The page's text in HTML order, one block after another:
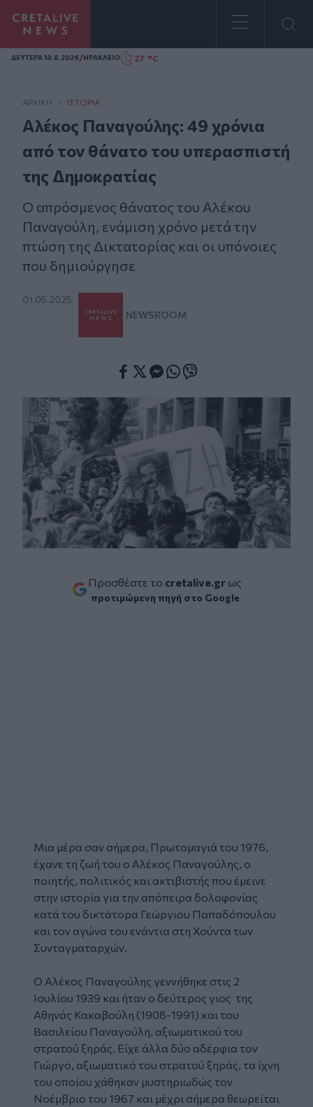
Homepage
ΔΕΥΤΕΡΑ 10.8.2026/ΗΡΑΚΛΕΙΟ 27 °C
ΑΡΧΙΚΗ / ΙΣΤΟΡΊΑ
Αλέκος Παναγούλης: 49 χρόνια
από τον θάνατο του υπερασπιστή
της Δημοκρατίας
Ο απρόσμενος θάνατος του Αλέκου
Παναγούλη, ενάμιση χρόνο μετά την
πτώση της Δικτατορίας και οι υπόνοιες
που δημιούργησε
01.05.2025
NEWSROOM
Προσθέστε το cretalive.gr ως
προτιμώμενη πηγή στο Google
Μια μέρα σαν σήμερα, Πρωτομαγιά του 1976,
έχανε τη ζωή του ο Αλέκος Παναγούλης, ο
ποιητής, πολιτικός και ακτιβιστής που έμεινε
στην ιστορία για την απόπειρα δολοφονίας
κατά του δικτάτορα Γεώργιου Παπαδόπουλου
και τον αγώνα του ενάντια στη Χούντα των
Συνταγματαρχών.
Ο Αλέκος Παναγούλης γεννήθηκε στις 2
Ιουλίου 1939 και ήταν ο δεύτερος γιος της
Αθηνάς Κακαβούλη (1908-1991) και του
Βασιλείου Παναγούλη, αξιωματικού του
στρατού ξηράς. Είχε άλλα δύο αδέρφια τον
Γιώργο, αξιωματικό του στρατού ξηράς, τα ίχνη
του οποίου χάθηκαν μυστηριωδώς τον
Νοέμβριο του 1967 και μέχρι σήμερα θεωρείται